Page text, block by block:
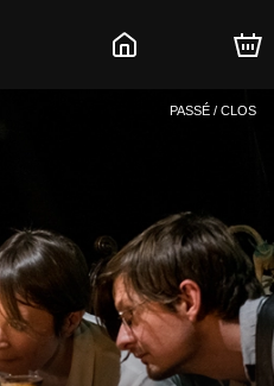
PASSÉ / CLOS